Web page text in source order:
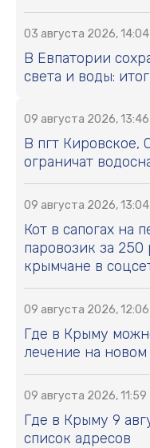
03 августа 2026, 14:04
В Евпатории
света и воды:
09 августа 2026, 13:46
В пгт Кировское,
ограничат
09 августа 2026, 13:04
Кот в сапогах на
паровозик за
крымчане в
09 августа 2026, 12:06
Где в Крыму
лечение на
09 августа 2026, 11:59
Где в Крыму 9
список адресов